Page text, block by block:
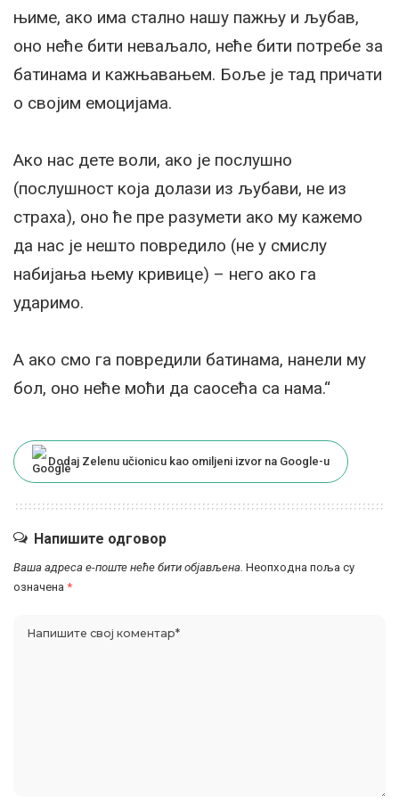
њиме, ако има стално нашу пажњу и љубав,
оно неће бити неваљало, неће бити потребе за
батинама и кажњавањем. Боље је тад причати
о својим емоцијама.
Ако нас дете воли, ако је послушно
(послушност која долази из љубави, не из
страха), оно ће пре разумети ако му кажемо
да нас је нешто повредило (не у смислу
набијања њему кривице) – него ако га
ударимо.
А ако смо га повредили батинама, нанели му
бол, оно неће моћи да саосећа са нама.“
Dodaj Zelenu učionicu kao omiljeni izvor na Google-u
Напишите одговор
Ваша адреса е-поште неће бити објављена. Неопходна поља су
означена *